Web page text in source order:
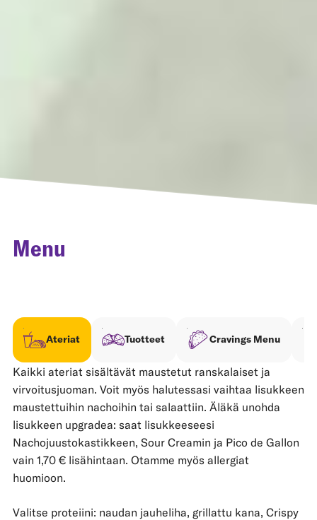
Menu
Ateriat Tuotteet Cravings Menu
Kaikki ateriat sisältävät maustetut ranskalaiset ja
virvoitusjuoman. Voit myös halutessasi vaihtaa lisukkeen
maustettuihin nachoihin tai salaattiin. Äläkä unohda
lisukkeen upgradea: saat lisukkeeseesi
Nachojuustokastikkeen, Sour Creamin ja Pico de Gallon
vain 1,70 € lisähintaan. Otamme myös allergiat
huomioon.
Valitse proteiini: naudan jauheliha, grillattu kana, Crispy